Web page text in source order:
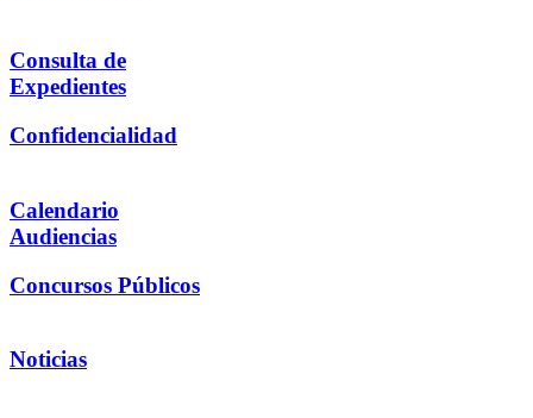
Consulta de
Expedientes
Confidencialidad
Calendario
Audiencias
Concursos Públicos
Noticias